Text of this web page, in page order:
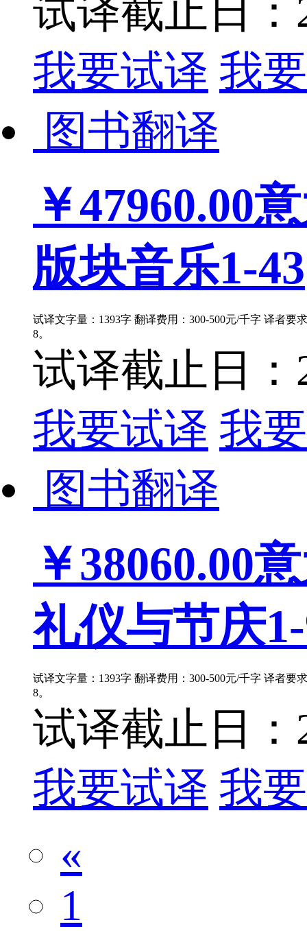
试译截止日：
我要试译 我
图书翻译
￥47960.00
版块音乐1-43
试译文字量：1393字 翻译费用：300-500元/千字 译者要
8。
试译截止日：
我要试译 我
图书翻译
￥38060.00
礼仪与节庆
试译文字量：1393字 翻译费用：300-500元/千字 译者要
8。
试译截止日：
我要试译 我
«
1